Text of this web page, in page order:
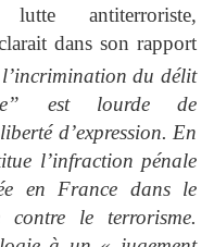
antiterroriste,
dans son rapport
l’incrimination du délit
est lourde de
d’expression. En
l’infraction pénale
en France dans le
le terrorisme.